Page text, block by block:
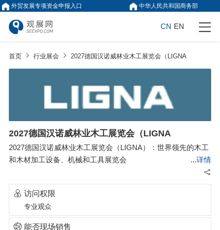
外贸发展专项资金申报入口 中华人民共和国商务部
CN EN
首页 行业展会 2027德国汉诺威林业木工展览会（LIGNA
2027德国汉诺威林业木工展览会（LIGNA
2027德国汉诺威林业木工展览会（LIGNA）：世界领先的木工
和木材加工设备、机械和工具展览会
详情
访问权限
专业观众
能否现场销售